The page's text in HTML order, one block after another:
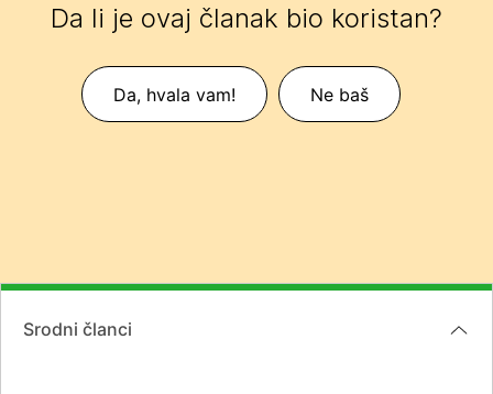
Da li je ovaj članak bio koristan?
Da, hvala vam! Ne baš
Srodni članci